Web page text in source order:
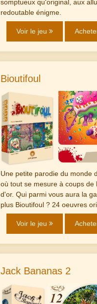
somptueux qu'original, aux
redoutable énigme.
Voir le jeu
Bioutifoul
Une petite parodie du monde
où tout se mesure à coups de
d'or. Qui parmi vous aura la
plus Bioutifoul ? 24 oeuvres
Voir le jeu
Jack Bananas 2